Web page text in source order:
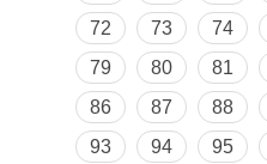
72
73 74
79
80 81
86
87 88
93
94 95